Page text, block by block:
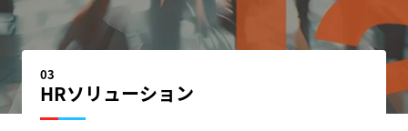
03
HRソリューション